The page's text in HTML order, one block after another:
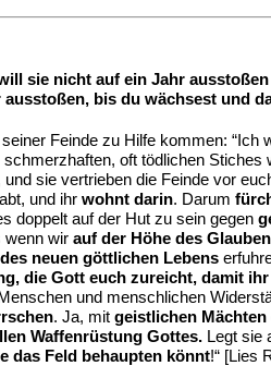
sie nicht auf ein Jahr
bis du wächsest und
Feinde zu Hilfe kommen: “Ich
oft tödlichen Stiches
sie vertrieben die Feinde vor
und ihr wohnt darin. Darum
doppelt auf der Hut zu sein gegen
wenn wir auf der Höhe des
neuen göttlichen Lebens
die Gott euch zureicht, damit
und menschlichen
. Ja, mit geistlichen
Waffenrüstung Gottes. Legt sie
das Feld behaupten könnt!“ [Lies